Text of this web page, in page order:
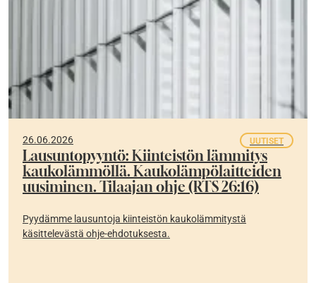
26.06.2026 UUTISET
Lausuntopyyntö: Kiinteistön lämmitys
kaukolämmöllä. Kaukolämpölaitteiden
uusiminen. Tilaajan ohje (RTS 26:16)
Pyydämme lausuntoja kiinteistön kaukolämmitystä
käsittelevästä ohje-ehdotuksesta.